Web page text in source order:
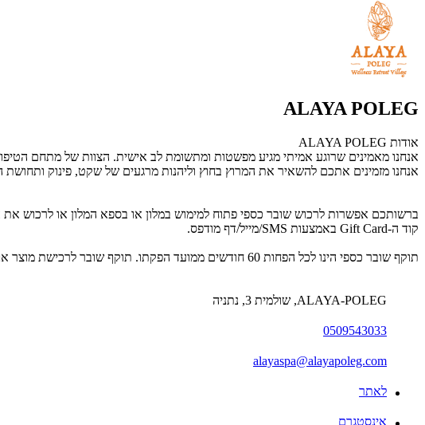
ALAYA POLEG
אודות ALAYA POLEG
אנחנו מאמינים שרוגע אמיתי מגיע מפשטות ומתשומת לב אישית. הצוות של מתחם
אנחנו מזמינים אתכם להשאיר את המרוץ בחוץ וליהנות מרגעים של שקט, פינוק
קוד ה-Gift Card באמצעות SMS/מייל/דף מודפס.
תוקף שובר כספי הינו לכל הפחות 60 חודשים ממועד הפקתו. תוקף שובר לרכישת מוצר או שירות מסויים יהיה לכל הפחות 24 חודשים ממועד הפקתו
ALAYA-POLEG, שולמית 3, נתניה
0509543033
alayaspa@alayapoleg.com
לאתר
אינסטגרם